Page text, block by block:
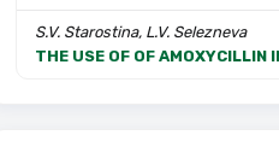
S.V. Starostina, L.V. Selezneva
THE USE OF OF AMOXYCILLIN